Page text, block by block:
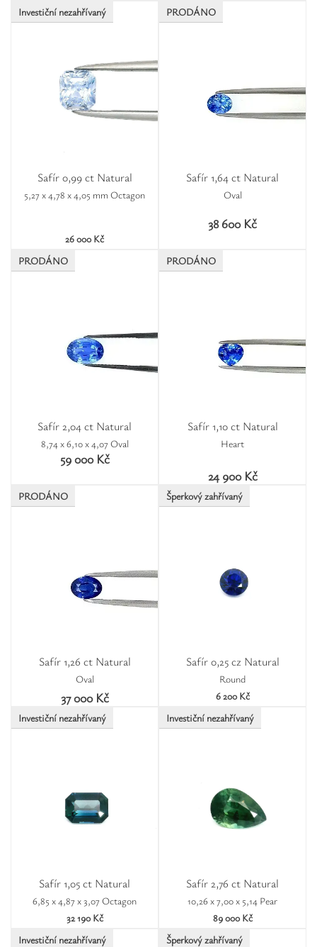
Safír 0,99 ct Natural
5,27 x 4,78 x 4,05 mm Octagon
Investiční nezahřívaný
26 000 Kč
Safír 1,64 ct Natural
Oval
PRODÁNO
38 600 Kč
Safír 2,04 ct Natural
8,74 x 6,10 x 4,07 Oval
PRODÁNO
59 000 Kč
Safír 1,10 ct Natural
Heart
PRODÁNO
24 900 Kč
Safír 1,26 ct Natural
Oval
PRODÁNO
37 000 Kč
Safír 0,25 cz Natural
Round
Šperkový zahřívaný
6 200 Kč
Safír 1,05 ct Natural
6,85 x 4,87 x 3,07 Octagon
Investiční nezahřívaný
32 190 Kč
Safír 2,76 ct Natural
10,26 x 7,00 x 5,14 Pear
Investiční nezahřívaný
89 000 Kč
Investiční nezahřívaný Šperkový zahřívaný